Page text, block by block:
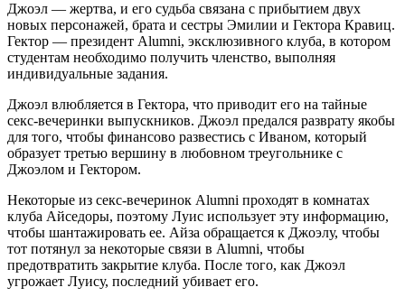
Джоэл — жертва, и его судьба связана с прибытием двух
новых персонажей, брата и сестры Эмилии и Гектора Кравиц.
Гектор — президент Alumni, эксклюзивного клуба, в котором
студентам необходимо получить членство, выполняя
индивидуальные задания.
Джоэл влюбляется в Гектора, что приводит его на тайные
секс-вечеринки выпускников. Джоэл предался разврату якобы
для того, чтобы финансово развестись с Иваном, который
образует третью вершину в любовном треугольнике с
Джоэлом и Гектором.
Некоторые из секс-вечеринок Alumni проходят в комнатах
клуба Айседоры, поэтому Луис использует эту информацию,
чтобы шантажировать ее. Айза обращается к Джоэлу, чтобы
тот потянул за некоторые связи в Alumni, чтобы
предотвратить закрытие клуба. После того, как Джоэл
угрожает Луису, последний убивает его.